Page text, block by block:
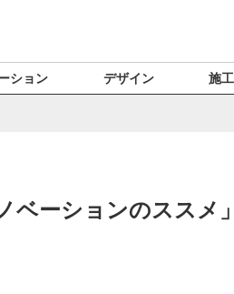
ション デザイン 施
ベーションのススメ